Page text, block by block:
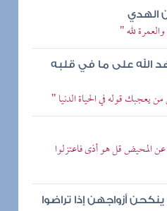
الهدي
لله "
الله على ما في قلبه
يعجبك قوله في الحياة الدنيا "
عن المحيض قل هو أذى فاعتزلوا
أزواجهن إذا تراضوا